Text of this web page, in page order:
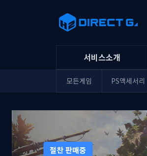
서비스소개
모든게임 PS액세서리
절찬 판매중